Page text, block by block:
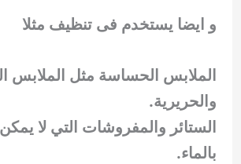
و ايضا يستخدم فى تنظيف مثلا
الملابس الحساسة مثل الملابس
والحريرية.
الستائر والمفروشات التي لا
بالماء.